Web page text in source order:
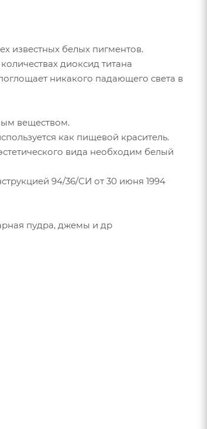
известных белых пигментов.
диоксид титана
никакого падающего света в
веществом.
как пищевой краситель.
вида необходим белый
94/36/СИ от 30 июня 1994
пудра, джемы и др